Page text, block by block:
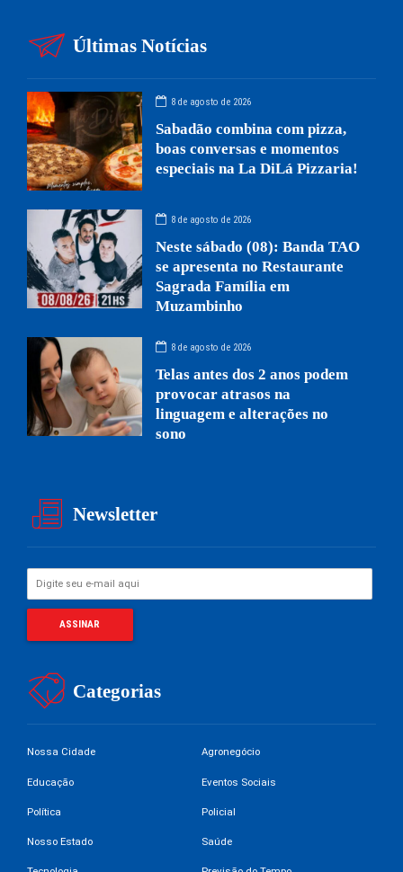
Últimas Notícias
8 de agosto de 2026
Sabadão combina com pizza,
boas conversas e momentos
especiais na La DiLá Pizzaria!
8 de agosto de 2026
Neste sábado (08): Banda TAO
se apresenta no Restaurante
Sagrada Família em
Muzambinho
8 de agosto de 2026
Telas antes dos 2 anos podem
provocar atrasos na
linguagem e alterações no
sono
Newsletter
Categorias
Nossa Cidade Agronegócio
Educação Eventos Sociais
Política Policial
Nosso Estado Saúde